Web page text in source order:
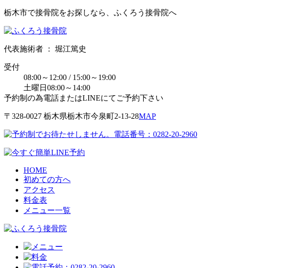
栃木市で接骨院をお探しなら、ふくろう接骨院へ
代表施術者 ： 堀江篤史
受付
08:00～12:00 / 15:00～19:00
土曜日08:00～14:00
予約制の為電話またはLINEにてご予約下さい
〒328-0027 栃⽊県栃⽊市今泉町2-13-28MAP
HOME
初めての方へ
アクセス
料金表
メニュー一覧